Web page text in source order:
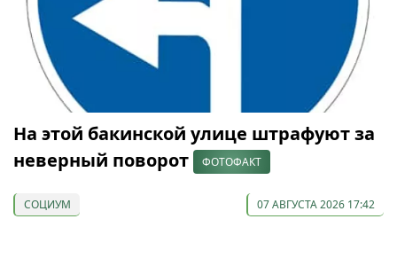
На этой бакинской улице штрафуют за
неверный поворот
ФОТОФАКТ
СОЦИУМ 07 АВГУСТА 2026 17:42